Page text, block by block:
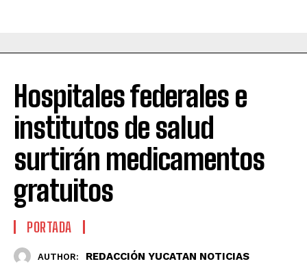
Hospitales federales e
institutos de salud
surtirán medicamentos
gratuitos
PORTADA
AUTHOR: REDACCIÓN YUCATAN NOTICIAS